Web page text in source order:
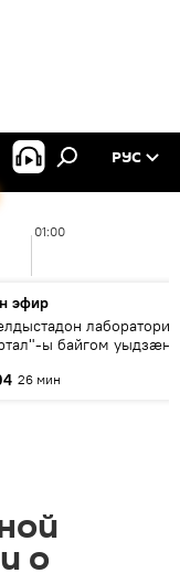
РУС
01:00
эфир
лаборатори
ы байгом уыдзæн
куыстыты равдыст
26 мин
о